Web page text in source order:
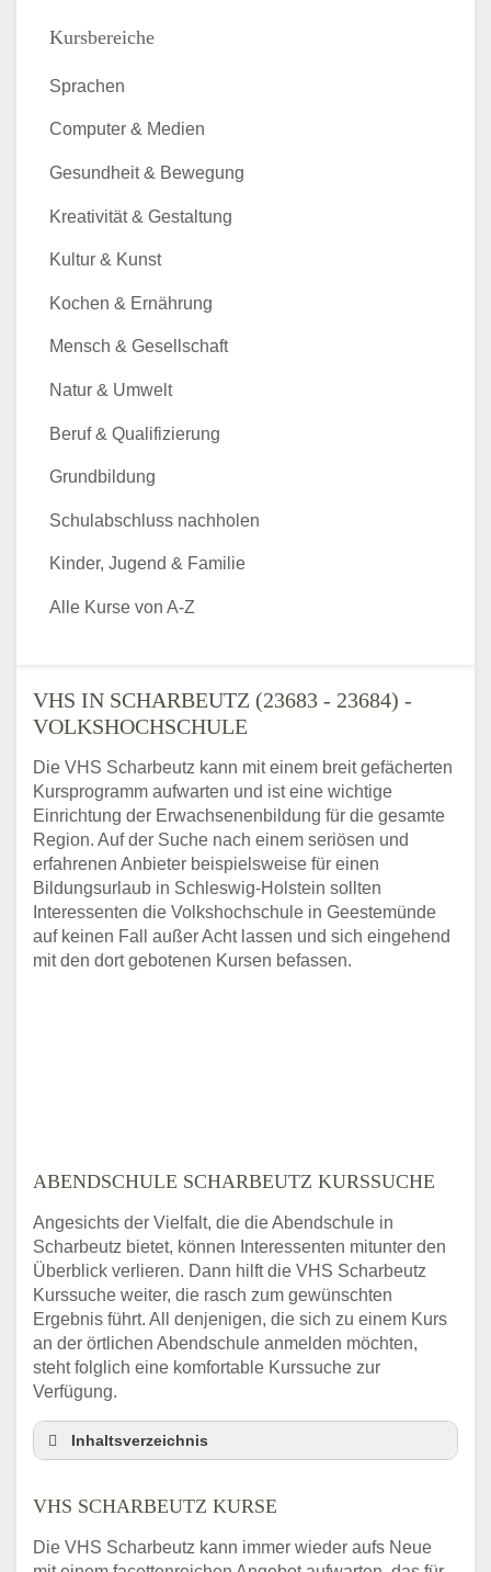
VHS IN SCHARBEUTZ (23683 - 23684) -
VOLKSHOCHSCHULE
Die VHS Scharbeutz kann mit einem breit gefächerten
Kursprogramm aufwarten und ist eine wichtige
Einrichtung der Erwachsenenbildung für die gesamte
Region. Auf der Suche nach einem seriösen und
erfahrenen Anbieter beispielsweise für einen
Bildungsurlaub in Schleswig-Holstein sollten
Interessenten die Volkshochschule in Geestemünde
auf keinen Fall außer Acht lassen und sich eingehend
mit den dort gebotenen Kursen befassen.
ABENDSCHULE SCHARBEUTZ KURSSUCHE
Angesichts der Vielfalt, die die Abendschule in
Scharbeutz bietet, können Interessenten mitunter den
Überblick verlieren. Dann hilft die VHS Scharbeutz
Kurssuche weiter, die rasch zum gewünschten
Ergebnis führt. All denjenigen, die sich zu einem Kurs
an der örtlichen Abendschule anmelden möchten,
steht folglich eine komfortable Kurssuche zur
Verfügung.
Inhaltsverzeichnis
VHS Scharbeutz Kurse
Telefonnummer
VHS SCHARBEUTZ KURSE
Die VHS Scharbeutz kann immer wieder aufs Neue
Kursbereiche
Sprachen
Computer & Medien
Gesundheit & Bewegung
Kreativität & Gestaltung
Kultur & Kunst
Kochen & Ernährung
Mensch & Gesellschaft
Natur & Umwelt
Beruf & Qualifizierung
Grundbildung
Schulabschluss nachholen
Kinder, Jugend & Familie
Alle Kurse von A-Z